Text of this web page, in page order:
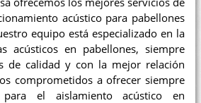
acústico para pabellones
equipo está especializado en la
acústicos en pabellones, siempre
de calidad y con la mejor relación
comprometidos a ofrecer siempre
el aislamiento acústico en